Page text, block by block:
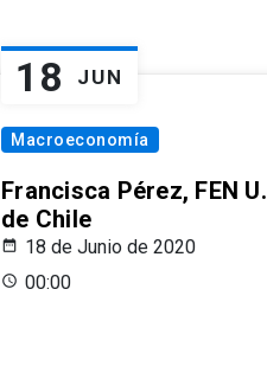
18 JUN
Macroeconomía
Francisca Pérez, FEN U.
de Chile
18 de Junio de 2020
00:00